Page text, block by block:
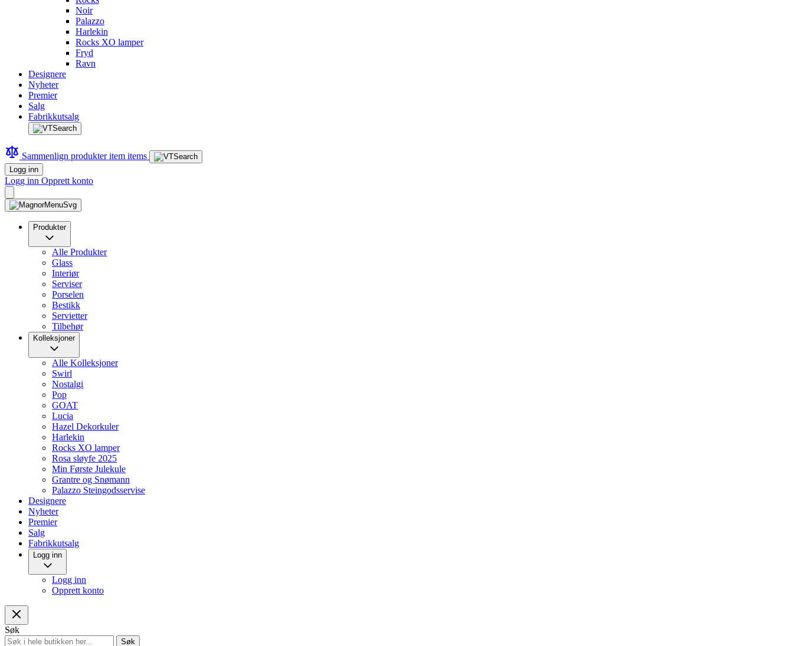
Noir
Palazzo
Harlekin
Rocks XO lamper
Fryd
Ravn
Designere
Nyheter
Premier
Salg
Fabrikkutsalg
Sammenlign produkteritem items
Logg inn
Logg inn Opprett konto
Produkter
Alle Produkter
Glass
Interiør
Serviser
Porselen
Bestikk
Servietter
Tilbehør
Kolleksjoner
Alle Kolleksjoner
Swirl
Nostalgi
Pop
GOAT
Lucia
Hazel Dekorkuler
Harlekin
Rocks XO lamper
Rosa sløyfe 2025
Min Første Julekule
Grantre og Snømann
Palazzo Steingodsservise
Designere
Nyheter
Premier
Salg
Fabrikkutsalg
Logg inn
Logg inn
Opprett konto
Søk
Søk